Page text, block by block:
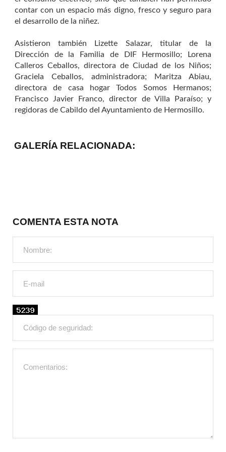
contar con un espacio más digno, fresco y seguro para
el desarrollo de la niñez.
Asistieron también Lizette Salazar, titular de la
Dirección de la Familia de DIF Hermosillo; Lorena
Calleros Ceballos, directora de Ciudad de los Niños;
Graciela Ceballos, administradora; Maritza Abiau,
directora de casa hogar Todos Somos Hermanos;
Francisco Javier Franco, director de Villa Paraíso; y
regidoras de Cabildo del Ayuntamiento de Hermosillo.
GALERÍA RELACIONADA:
COMENTA ESTA NOTA